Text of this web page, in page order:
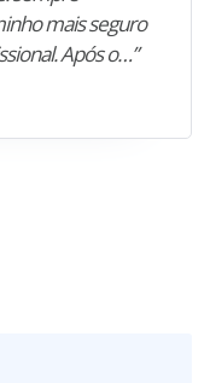
mais seguro
Após o…”